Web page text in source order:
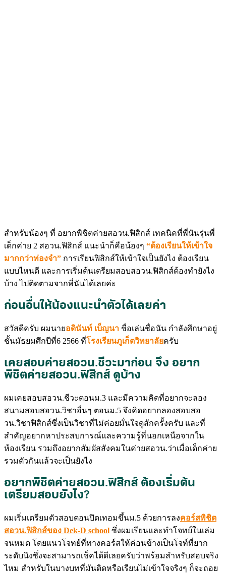
สำหรับน้องๆ ที่ อยากพิชิตค่ายสอวน.ฟิสิกส์ เทคนิคที่พี่นันรุ่นพี่
เด็กค่าย 2 สอวน.ฟิสิกส์ แนะนำก็คือน้องๆ “ต้องเรียนให้เข้าใจ
มากกว่าท่องจำ” การเรียนฟิสิกส์ให้เข้าใจเป็นยังไง ต้องเรียน
แบบไหนดี และการเริ่มต้นเตรียมสอบสอวน.ฟิสิกส์ต้องทำยังไง
บ้าง ไปติดตามจากพี่นันได้เลยค่ะ
ก่อนอื่นให้น้องแนะนำตัวได้เลยค่า
สวัสดีครับ ผมนายอดินันท์ เบ็ญนา ชื่อเล่นชื่อนัน กำลังศึกษาอยู่
ชั้นมัธยมศึกปีที่6 2566 ที่โรงเรียนภูเก็ตวิทยาลัยครับ
เคยสอบค่ายสอวน.ชีวะมาก่อน จึง อยาก
พิชิตค่ายสอวน.ฟิสิกส์ ดูบ้าง
ผมเคยสอบสอวน.ชีวะตอนม.3 และมีความคิดที่อยากจะลอง
สนามสอบสอวน.วิชาอื่นๆ ตอนม.5 จึงคิดอยากลองสอบสอ
วน.วิชาฟิสิกส์ซึ่งเป็นวิชาที่ไม่ค่อยมั่นใจดูสักครั้งครับ และที่
สำคัญอยากหาประสบการณ์และความรู้ที่นอกเหนือจากใน
ห้องเรียน รวมถึงอยากสัมผัสสังคมในค่ายสอวน.ว่าเมื่อเด็กค่าย
รวมตัวกันแล้วจะเป็นยังไง
อยากพิชิตค่ายสอวน.ฟิสิกส์ ต้องเริ่มต้น
เตรียมสอบยังไง?
ผมเริ่มเตรียมตัวสอบตอนปิดเทอมขึ้นม.5 ด้วยการลงคอร์สพิชิต
สอวน.ฟิสิกส์ของ Dek-D school ซึ่งผมเรียนและทำโจทย์ในเล่ม
จนหมด โดยแนวโจทย์ที่ทางคอร์สให้ค่อนข้างเป็นโจท์ที่ยาก
ระดับนึงซึ่งจะสามารถเช็คได้ดีเลยครับว่าพร้อมสำหรับสอบจริง
ไหม สำหรับในบางบทที่มันติดหรือเรียนไม่เข้าใจจริงๆ ก็จะถอย